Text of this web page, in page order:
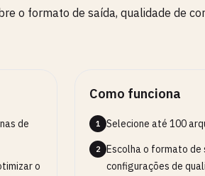
o formato de saída, qualidade de
de
o
Como funciona
1 Selecione até 100
2
Escolha o formato de
configurações de